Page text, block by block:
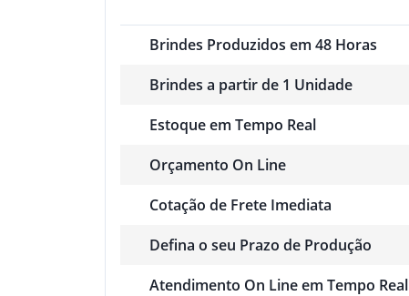
Brindes Produzidos em 48 Horas
Brindes a partir de 1 Unidade
Estoque em Tempo Real
Orçamento On Line
Cotação de Frete Imediata
Defina o seu Prazo de Produção
Atendimento On Line em Tempo Real